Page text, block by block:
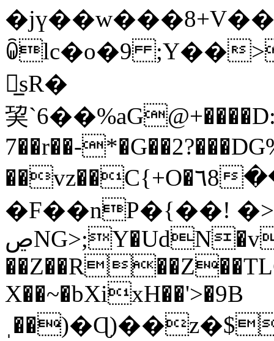
�jү��w���8+V��
ꐐlc�o�9 ;Y��
嬕̲sR�
巭
7��r��-
��vz��C{+O�٦8����#�0�#`q�qJTFj�`�8
�F��nP�{��! �>
ڝNG>;Y�UdN�v�����F��-
X��~�bXixH��'>�9B